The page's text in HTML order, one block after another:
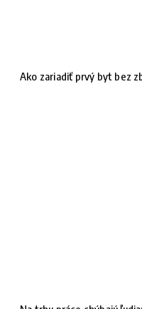
Ako zariadiť prvý byt bez